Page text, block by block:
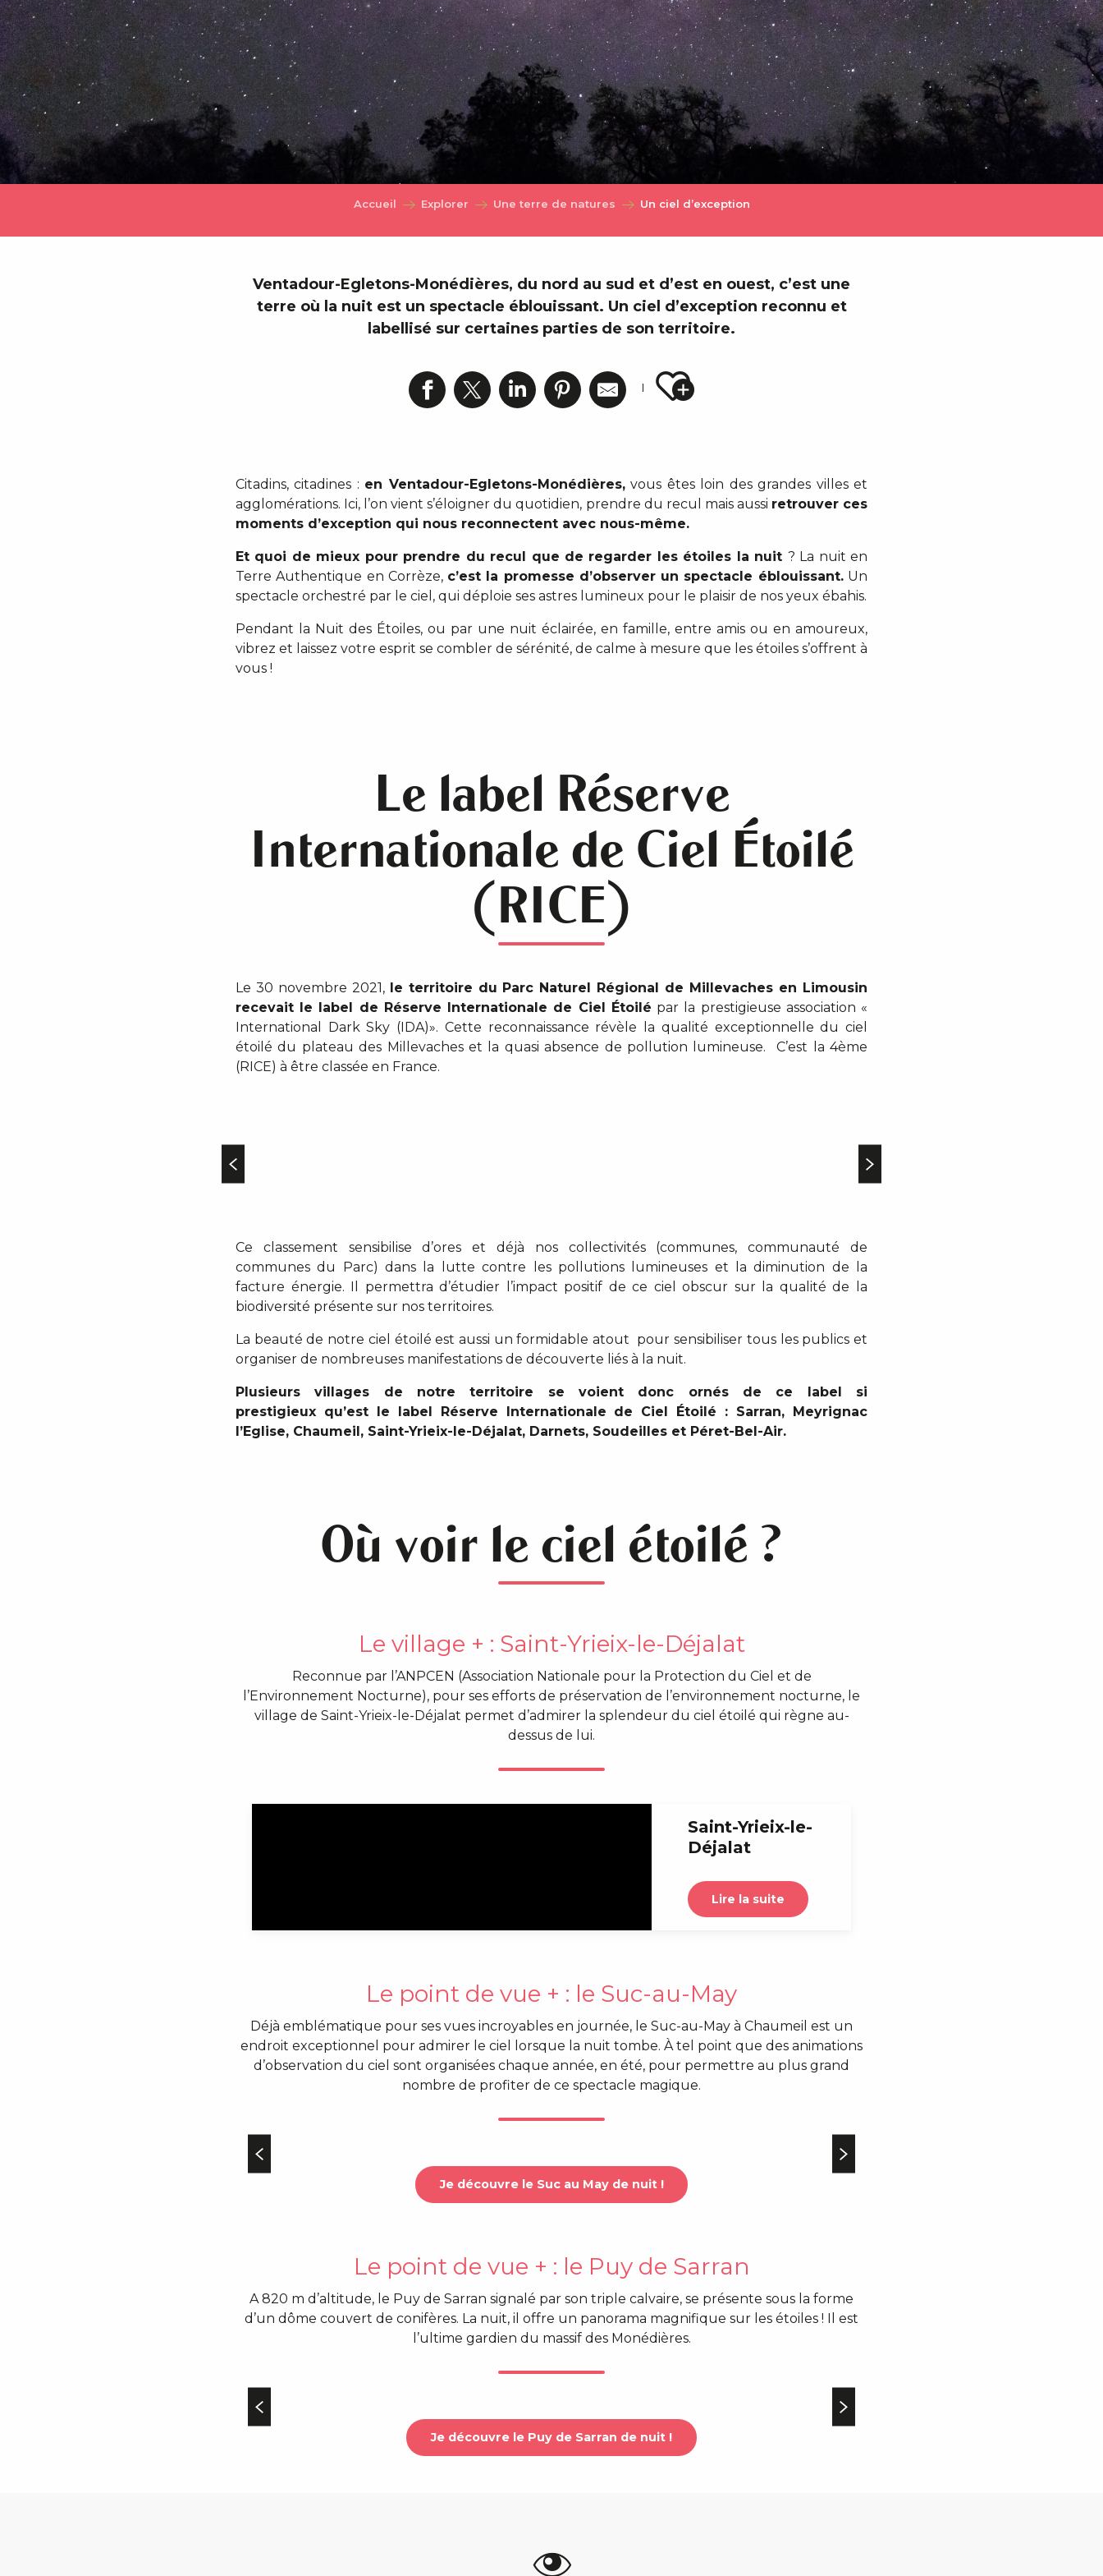
Accueil Explorer Une terre de natures Un ciel d’exception
Ventadour-Egletons-Monédières, du nord au sud et d’est en ouest, c’est une
terre où la nuit est un spectacle éblouissant. Un ciel d’exception reconnu et
labellisé sur certaines parties de son territoire.
Ajouter aux favoris
Citadins, citadines : en Ventadour-Egletons-Monédières,vous êtes loin des grandes villes et
agglomérations. Ici, l’on vient s’éloigner du quotidien, prendre du recul mais aussi retrouver ces
moments d’exception qui nous reconnectent avec nous-même.
Et quoi de mieux pour prendre du recul que de regarder les étoiles la nuit ? La nuit en
Terre Authentique en Corrèze, c’est la promesse d’observer un spectacle éblouissant.Un
spectacle orchestré par le ciel, qui déploie ses astres lumineux pour le plaisir de nos yeux ébahis.
Pendant la Nuit des Étoiles, ou par une nuit éclairée, en famille, entre amis ou en amoureux,
vibrez et laissez votre esprit se combler de sérénité, de calme à mesure que les étoiles s’offrent à
vous !
Le label Réserve
Internationale de Ciel Étoilé
(RICE)
Le 30 novembre 2021, le territoire du Parc Naturel Régional de Millevaches en Limousin
recevait le label de Réserve Internationale de Ciel Étoilé par la prestigieuse association «
International Dark Sky (IDA)». Cette reconnaissance révèle la qualité exceptionnelle du ciel
étoilé du plateau des Millevaches et la quasi absence de pollution lumineuse. C’est la 4ème
(RICE) à être classée en France.
Ce classement sensibilise d’ores et déjà nos collectivités (communes, communauté de
communes du Parc) dans la lutte contre les pollutions lumineuses et la diminution de la
facture énergie. Il permettra d’étudier l’impact positif de ce ciel obscur sur la qualité de la
biodiversité présente sur nos territoires.
La beauté de notre ciel étoilé est aussi un formidable atout pour sensibiliser tous les publics et
organiser de nombreuses manifestations de découverte liés à la nuit.
Plusieurs villages de notre territoire se voient donc ornés de ce label si
prestigieux qu’est le label Réserve Internationale de Ciel Étoilé : Sarran, Meyrignac
l’Eglise, Chaumeil, Saint-Yrieix-le-Déjalat, Darnets, Soudeilles et Péret-Bel-Air.
Où voir le ciel étoilé ?
Le village + : Saint-Yrieix-le-Déjalat
Reconnue par l’ANPCEN (Association Nationale pour la Protection du Ciel et de
l’Environnement Nocturne), pour ses efforts de préservation de l’environnement nocturne, le
village de Saint-Yrieix-le-Déjalat permet d’admirer la splendeur du ciel étoilé qui règne au-
dessus de lui.
Saint-Yrieix-le-
Déjalat
Lire la suite
Le point de vue + : le Suc-au-May
Déjà emblématique pour ses vues incroyables en journée, le Suc-au-May à Chaumeil est un
endroit exceptionnel pour admirer le ciel lorsque la nuit tombe. À tel point que des animations
d’observation du ciel sont organisées chaque année, en été, pour permettre au plus grand
nombre de profiter de ce spectacle magique.
Je découvre le Suc au May de nuit !
Le point de vue + : le Puy de Sarran
A 820 m d’altitude, le Puy de Sarran signalé par son triple calvaire, se présente sous la forme
d’un dôme couvert de conifères. La nuit, il offre un panorama magnifique sur les étoiles ! Il est
l’ultime gardien du massif des Monédières.
Je découvre le Puy de Sarran de nuit !